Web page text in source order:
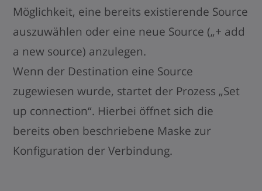
Möglichkeit, eine bereits existierende Source
auszuwählen oder eine neue Source („+ add
a new source) anzulegen.
Wenn der Destination eine Source
zugewiesen wurde, startet der Prozess „Set
up connection“. Hierbei öffnet sich die
bereits oben beschriebene Maske zur
Konfiguration der Verbindung.